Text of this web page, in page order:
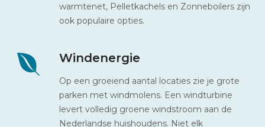
warmtenet, Pelletkachels en Zonneboilers zijn
ook populaire opties.
Windenergie
Op een groeiend aantal locaties zie je grote
parken met windmolens. Een windturbine
levert volledig groene windstroom aan de
Nederlandse huishoudens. Niet elk